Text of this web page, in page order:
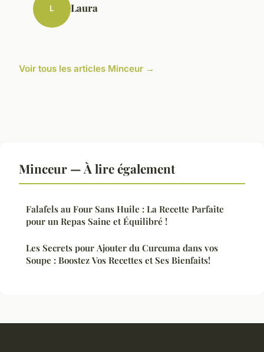
L Laura
Voir tous les articles Minceur →
Minceur — À lire également
Falafels au Four Sans Huile : La Recette Parfaite
pour un Repas Saine et Équilibré !
Les Secrets pour Ajouter du Curcuma dans vos
Soupe : Boostez Vos Recettes et Ses Bienfaits!